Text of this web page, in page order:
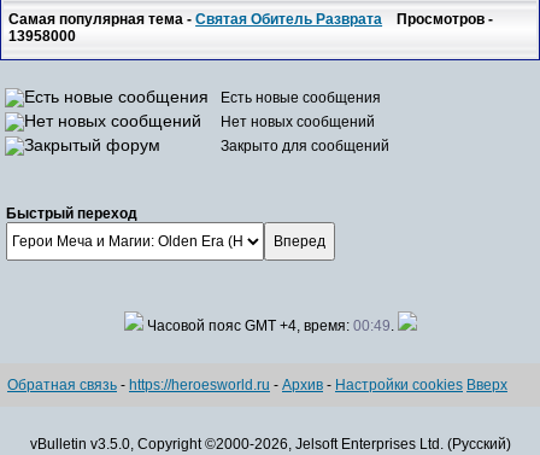
Самая популярная тема -Святая Обитель Разврата Просмотров -
13958000
Есть новые сообщения
Нет новых сообщений
Закрыто для сообщений
Быстрый переход
Часовой пояс GMT +4, время: 00:49.
Обратная связь - https://heroesworld.ru - Архив - Настройки cookies Вверх
vBulletin v3.5.0, Copyright ©2000-2026, Jelsoft Enterprises Ltd. (Русский)